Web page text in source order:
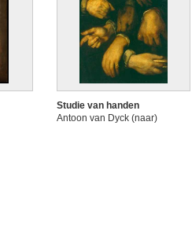
Studie van handen
Antoon van Dyck (naar)